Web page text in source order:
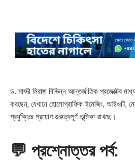
ড. মাহ্দী মিরাজ বিভিন্ন আন্তর্জাতিক প্রজেক্টের
করছেন, যেখানে হোলোগ্রাফিক ইমেজিং, আইওটি,
প্রযুক্তির প্রয়োগ গুরুত্বপূর্ণ ভূমিকা রাখছে।
💬 প্রশ্নোত্তর পর্ব: